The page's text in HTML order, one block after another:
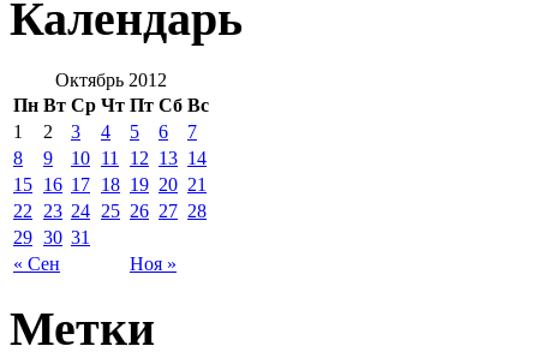
Календарь
Октябрь 2012
Пн Вт Ср Чт Пт Сб Вс
« Сен Ноя »
1 2 3 4 5 6
7
8
9 10 11 12 13 14
15 16 17 18 19 20 21
22
23 24 25 26 27 28
29 30 31
Метки